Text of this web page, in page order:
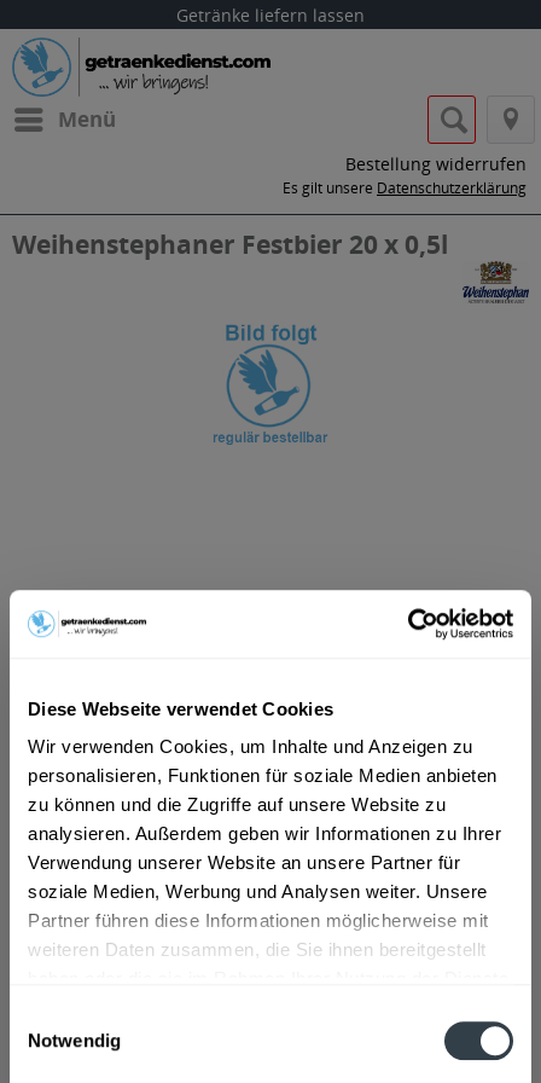
Diese Webseite verwendet Cookies
Wir verwenden Cookies, um Inhalte und Anzeigen zu
personalisieren, Funktionen für soziale Medien anbieten
zu können und die Zugriffe auf unsere Website zu
analysieren. Außerdem geben wir Informationen zu Ihrer
Verwendung unserer Website an unsere Partner für
soziale Medien, Werbung und Analysen weiter. Unsere
Partner führen diese Informationen möglicherweise mit
weiteren Daten zusammen, die Sie ihnen bereitgestellt
Notwendig
Getränke liefern lassen
Menü
Bestellung widerrufen
Es gilt unsere Datenschutzerklärung
Weihenstephaner Festbier 20 x 0,5l
ab 101,01 € *
Inhalt: 10 Liter (10,10 € * / 1 Liter)
MEHRWEG
+3,10 € Pfand
In denWarenkorb
Artikel-Nr.:
34712
Verfügbar in:
Beschreibung
"Weihenstephaner Festbier 20 x 0,5l"